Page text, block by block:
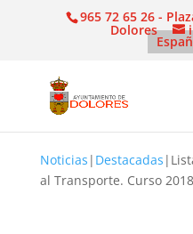
965 72 65 26 -
Dolores
Noticias | Destacadas |
al Transporte. Curso